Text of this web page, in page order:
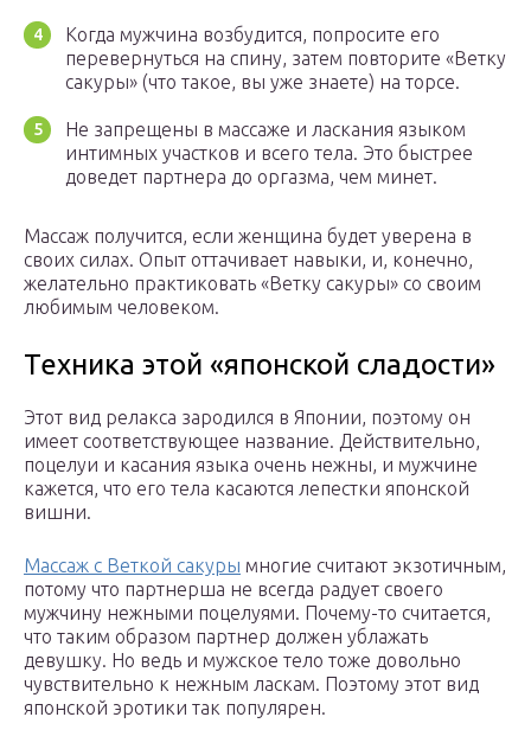
Когда мужчина возбудится, попросите его
перевернуться на спину, затем повторите «Ветку
сакуры» (что такое, вы уже знаете) на торсе.
Не запрещены в массаже и ласкания языком
интимных участков и всего тела. Это быстрее
доведет партнера до оргазма, чем минет.
Массаж получится, если женщина будет уверена в
своих силах. Опыт оттачивает навыки, и, конечно,
желательно практиковать «Ветку сакуры» со своим
любимым человеком.
Техника этой «японской сладости»
Этот вид релакса зародился в Японии, поэтому он
имеет соответствующее название. Действительно,
поцелуи и касания языка очень нежны, и мужчине
кажется, что его тела касаются лепестки японской
вишни.
Массаж с Веткой сакуры многие считают экзотичным,
потому что партнерша не всегда радует своего
мужчину нежными поцелуями. Почему-то считается,
что таким образом партнер должен ублажать
девушку. Но ведь и мужское тело тоже довольно
чувствительно к нежным ласкам. Поэтому этот вид
японской эротики так популярен.